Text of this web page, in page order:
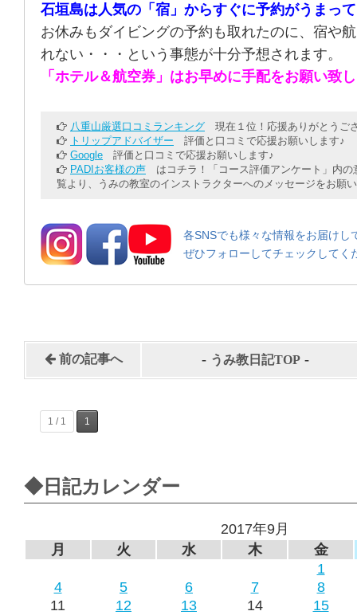
石垣島は人気の「宿」からすぐに予約がうまっ
お休みもダイビングの予約も取れたのに、宿や
れない・・・という事態が十分予想されます。
「ホテル＆航空券」はお早めに手配をお願い致
八重山厳選口コミランキング 現在１位！応援ありがとうご
トリップアドバイザー 評価と口コミで応援お願いします♪
Google 評価と口コミで応援お願いします♪
PADIお客様の声 はコチラ！「コース評価アンケート」内の
覧より、うみの教室のインストラクターへのメッセージをお願
各SNSでも様々な情報をお届けし
ぜひフォローしてチェックしてく
前の記事へ - うみ教日記TOP -
1 / 1 1
◆日記カレンダー
2017年9月
月
火 水 木
金
1
4
5 6 7
8
11
12 13 14
15